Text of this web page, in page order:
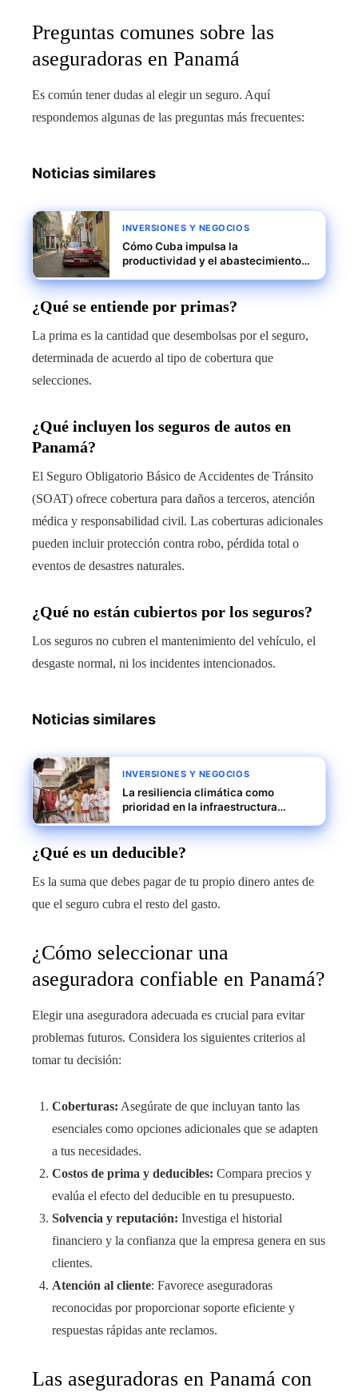
Preguntas comunes sobre las
aseguradoras en Panamá
Es común tener dudas al elegir un seguro. Aquí
respondemos algunas de las preguntas más frecuentes:
Noticias similares
INVERSIONES Y NEGOCIOS
Cómo Cuba impulsa la
productividad y el abastecimiento
¿Qué se entiende por primas?
La prima es la cantidad que desembolsas por el seguro,
determinada de acuerdo al tipo de cobertura que
selecciones.
¿Qué incluyen los seguros de autos en
Panamá?
El Seguro Obligatorio Básico de Accidentes de Tránsito
(SOAT) ofrece cobertura para daños a terceros, atención
médica y responsabilidad civil. Las coberturas adicionales
pueden incluir protección contra robo, pérdida total o
eventos de desastres naturales.
¿Qué no están cubiertos por los seguros?
Los seguros no cubren el mantenimiento del vehículo, el
desgaste normal, ni los incidentes intencionados.
Noticias similares
INVERSIONES Y NEGOCIOS
La resiliencia climática como
prioridad en la infraestructura
de India
¿Qué es un deducible?
Es la suma que debes pagar de tu propio dinero antes de
que el seguro cubra el resto del gasto.
¿Cómo seleccionar una
aseguradora confiable en Panamá?
Elegir una aseguradora adecuada es crucial para evitar
problemas futuros. Considera los siguientes criterios al
tomar tu decisión:
Coberturas: Asegúrate de que incluyan tanto las
esenciales como opciones adicionales que se adapten
a tus necesidades.
Costos de prima y deducibles: Compara precios y
evalúa el efecto del deducible en tu presupuesto.
Solvencia y reputación: Investiga el historial
financiero y la confianza que la empresa genera en sus
clientes.
Atención al cliente: Favorece aseguradoras
reconocidas por proporcionar soporte eficiente y
respuestas rápidas ante reclamos.
Las aseguradoras en Panamá con